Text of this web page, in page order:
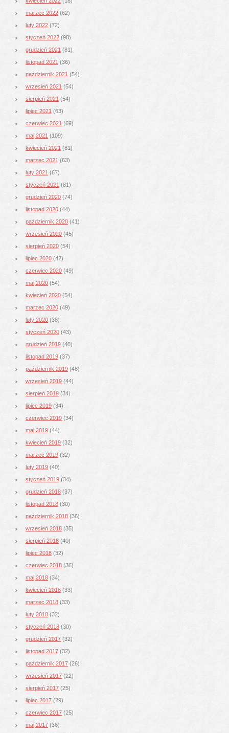
marzec 2022 (62)
luty 2022 (72)
styczeń 2022 (98)
grudzień 2021 (81)
listopad 2021 (36)
październik 2021 (54)
wrzesień 2021 (54)
sierpień 2021 (54)
lipiec 2021 (63)
czerwiec 2021 (69)
maj 2021 (109)
kwiecień 2021 (81)
marzec 2021 (63)
luty 2021 (67)
styczeń 2021 (81)
grudzień 2020 (74)
listopad 2020 (44)
październik 2020 (41)
wrzesień 2020 (45)
sierpień 2020 (54)
lipiec 2020 (42)
czerwiec 2020 (49)
maj 2020 (54)
kwiecień 2020 (54)
marzec 2020 (49)
luty 2020 (38)
styczeń 2020 (43)
grudzień 2019 (40)
listopad 2019 (37)
październik 2019 (48)
wrzesień 2019 (44)
sierpień 2019 (34)
lipiec 2019 (34)
czerwiec 2019 (34)
maj 2019 (44)
kwiecień 2019 (32)
marzec 2019 (32)
luty 2019 (40)
styczeń 2019 (34)
grudzień 2018 (37)
listopad 2018 (30)
październik 2018 (36)
wrzesień 2018 (35)
sierpień 2018 (40)
lipiec 2018 (32)
czerwiec 2018 (36)
maj 2018 (34)
kwiecień 2018 (33)
marzec 2018 (33)
luty 2018 (32)
styczeń 2018 (30)
grudzień 2017 (32)
listopad 2017 (32)
październik 2017 (26)
wrzesień 2017 (22)
sierpień 2017 (25)
lipiec 2017 (29)
czerwiec 2017 (25)
maj 2017 (36)